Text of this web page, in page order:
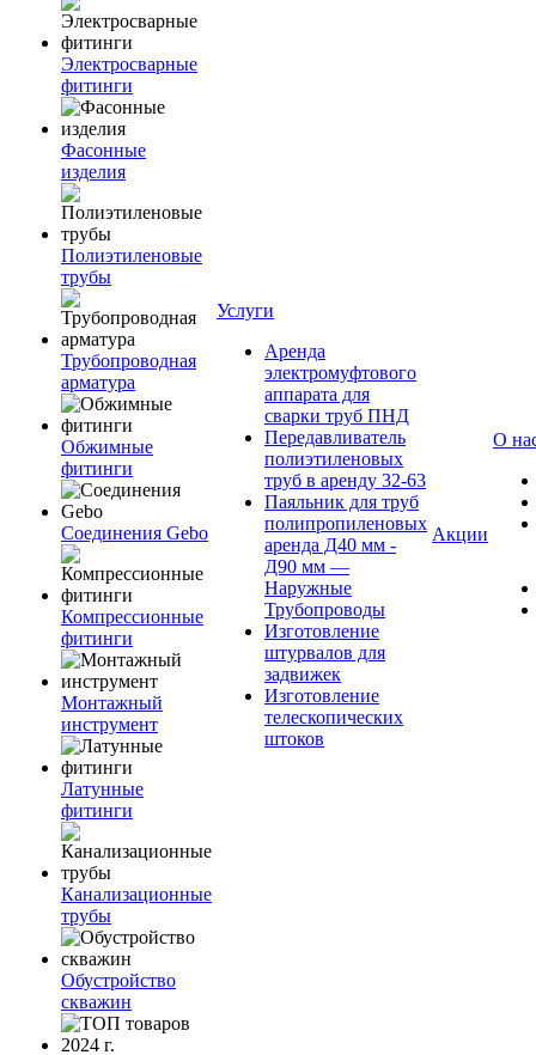
Электросварные
фитинги
Фасонные
изделия
Полиэтиленовые
трубы
Трубопроводная
арматура
Обжимные
фитинги
Соединения Gebo
Компрессионные
фитинги
Монтажный
инструмент
Латунные
фитинги
Канализационные
трубы
Обустройство
скважин
Услуги
Аренда
электромуфтового
аппарата для
сварки труб ПНД
Передавливатель
полиэтиленовых
труб в аренду 32-63
Паяльник для труб
полипропиленовых
аренда Д40 мм -
Д90 мм —
Наружные
Трубопроводы
Изготовление
штурвалов для
задвижек
Изготовление
телескопических
штоков
Акции
О